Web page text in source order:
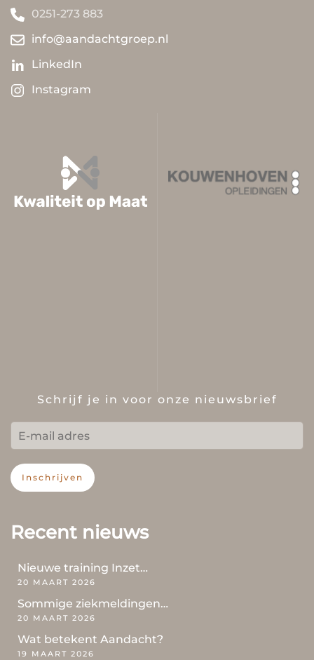
0251-273 883
info@aandachtgroep.nl
LinkedIn
Instagram
Schrijf je in voor onze nieuwsbrief
Inschrijven
Recent nieuws
Nieuwe training Inzet…
20 MAART 2026
Sommige ziekmeldingen…
20 MAART 2026
Wat betekent Aandacht?
19 MAART 2026